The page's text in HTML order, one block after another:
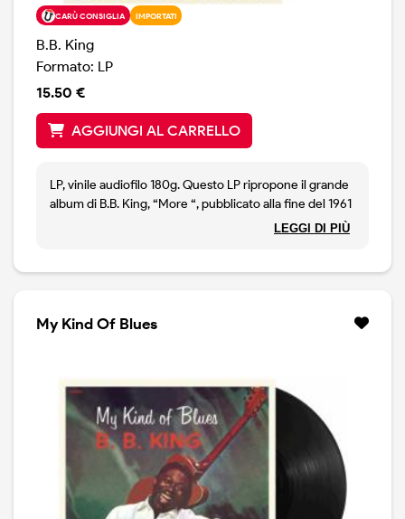
CARÙ CONSIGLIA IMPORTATI
B.B. King
Formato: LP
15.50 €
AGGIUNGI AL CARRELLO
LP, vinile audiofilo 180g. Questo LP ripropone il grande
album di B.B. King, “More “, pubblicato alla fine del 1961
e da lungo tempo non disponibile in vinile. Questo
Paramount nel 1962. L'album è un mix di R&B, ballate
blues e brani strumentali, tratti principalmente dai
sessioni: “Lonely and Blue “ e “Jump with You Baby “.
LEGGI DI PIÙ
My Kind Of Blues